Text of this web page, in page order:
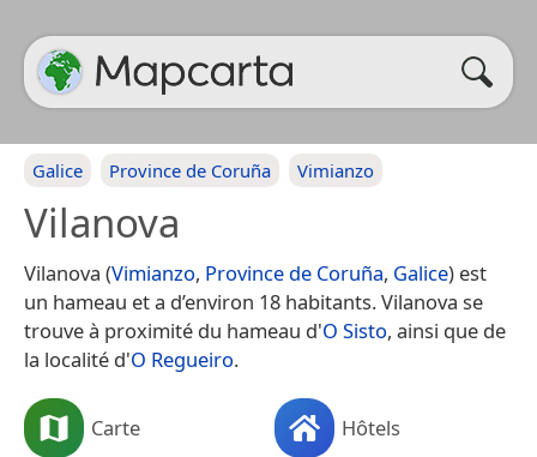
Galice Province de Coruña Vimianzo
Vilanova
Vilanova (Vimianzo, Province de Coruña, Galice) est
un hameau et a d’environ 18 habitants. Vilanova se
trouve à proximité du hameau d'O Sisto, ainsi que de
la localité d'O Regueiro.
Carte Hôtels